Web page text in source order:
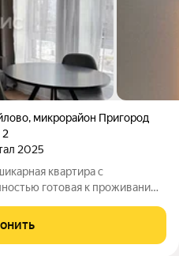
, микрорайон Пригород
2
2025
квартира с
готовая к проживанию
двор с детскими
и